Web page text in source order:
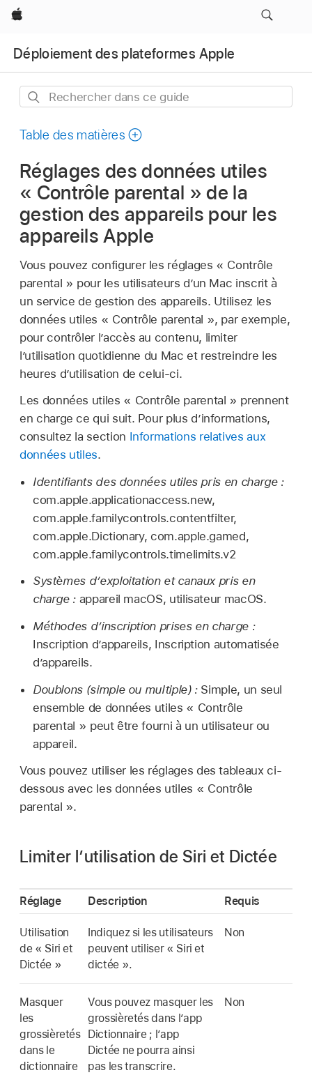
Apple
Déploiement des plateformes Apple
Rechercher
ce
Table des matières
Réglages des données utiles
« Contrôle parental » de la
gestion des appareils pour les
appareils Apple
Vous pouvez configurer les réglages « Contrôle
parental » pour les utilisateurs d’un Mac inscrit à
un service de gestion des appareils. Utilisez les
données utiles « Contrôle parental », par exemple,
pour contrôler l’accès au contenu, limiter
l’utilisation quotidienne du Mac et restreindre les
heures d’utilisation de celui-ci.
Les données utiles « Contrôle parental » prennent
en charge ce qui suit. Pour plus d’informations,
consultez la section Informations relatives aux
données utiles.
Identifiants des données utiles pris en charge :
com.apple.applicationaccess.new,
com.apple.familycontrols.contentfilter,
com.apple.Dictionary, com.apple.gamed,
com.apple.familycontrols.timelimits.v2
Systèmes d’exploitation et canaux pris en
charge : appareil macOS, utilisateur macOS.
Méthodes d’inscription prises en charge :
Inscription d’appareils, Inscription automatisée
d’appareils.
Doublons (simple ou multiple) :Simple, un seul
ensemble de données utiles « Contrôle
parental » peut être fourni à un utilisateur ou
appareil.
Vous pouvez utiliser les réglages des tableaux ci-
dessous avec les données utiles « Contrôle
parental ».
Limiter l’utilisation de Siri et Dictée
Réglage Description Requis
Utilisation
de « Siri et
Dictée »
Indiquez si les utilisateurs
peuvent utiliser « Siri et
dictée ».
Non
Masquer
les
grossièretés
dans le
dictionnaire
Vous pouvez masquer les
grossièretés dans l’app
Dictionnaire ; l’app
Dictée ne pourra ainsi
pas les transcrire.
Non